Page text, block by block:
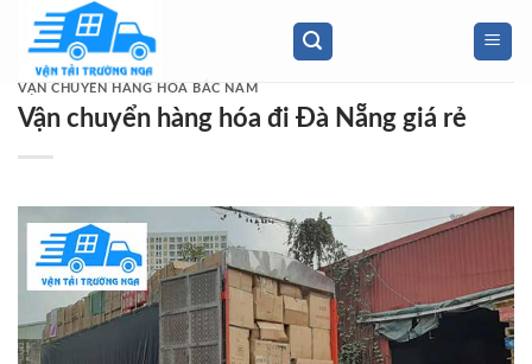
content
VẬN CHUYỂN HÀNG HÓA BẮC NAM
Vận chuyển hàng hóa đi Đà Nẵng giá rẻ